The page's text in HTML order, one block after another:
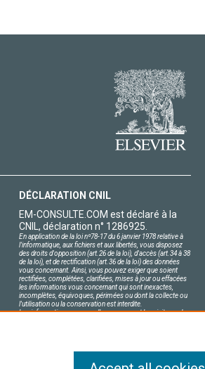
DÉCLARATION CNIL
EM-CONSULTE.COM est déclaré à la
CNIL, déclaration n° 1286925.
En application de la loi nº78-17 du 6 janvier 1978 relative à
l'informatique, aux fichiers et aux libertés, vous disposez
des droits d'opposition (art.26 de la loi), d'accès (art.34 à 38
de la loi), et de rectification (art.36 de la loi) des données
vous concernant. Ainsi, vous pouvez exiger que soient
rectifiées, complétées, clarifiées, mises à jour ou effacées
les informations vous concernant qui sont inexactes,
incomplètes, équivoques, périmées ou dont la collecte ou
l'utilisation ou la conservation est interdite.
Les informations personnelles concernant les visiteurs de